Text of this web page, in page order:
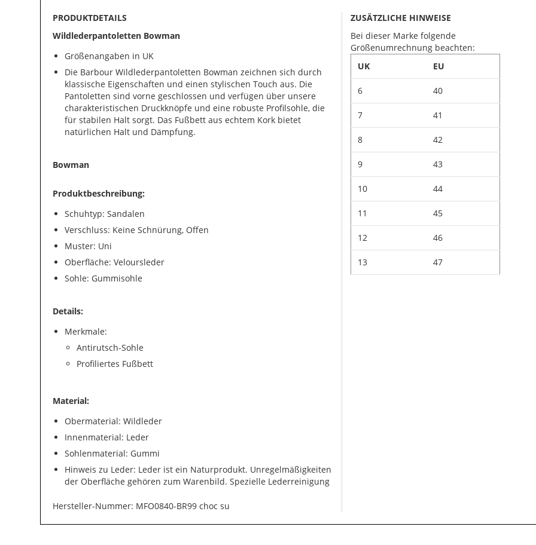
PRODUKTDETAILS
Wildlederpantoletten Bowman
Größenangaben in UK
Die Barbour Wildlederpantoletten Bowman zeichnen sich durch
klassische Eigenschaften und einen stylischen Touch aus. Die
Pantoletten sind vorne geschlossen und verfügen über unsere
charakteristischen Druckknöpfe und eine robuste Profilsohle, die
für stabilen Halt sorgt. Das Fußbett aus echtem Kork bietet
natürlichen Halt und Dämpfung.
Bowman
Produktbeschreibung:
Schuhtyp: Sandalen
Verschluss: Keine Schnürung, Offen
Muster: Uni
Oberfläche: Veloursleder
Sohle: Gummisohle
Details:
Merkmale:
Antirutsch-Sohle
Profiliertes Fußbett
Material:
Obermaterial: Wildleder
Innenmaterial: Leder
Sohlenmaterial: Gummi
Hinweis zu Leder: Leder ist ein Naturprodukt. Unregelmäßigkeiten
der Oberfläche gehören zum Warenbild. Spezielle Lederreinigung
Hersteller-Nummer: MFO0840-BR99 choc su
ZUSÄTZLICHE HINWEISE
Bei dieser Marke folgende
Größenumrechnung beachten:
UK
EU
6 40
7 41
8 42
9 43
10 44
11 45
12 46
13 47